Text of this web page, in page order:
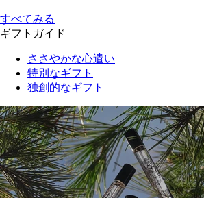
すべてみる
ギフトガイド
ささやかな心遣い
特別なギフト
独創的なギフト